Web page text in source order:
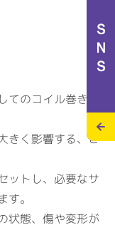
ッフブログ
人情報の保護
>
ＳＮＳ
のコイル巻き取
きく影響する、と
ットし、必要なサ
。
状態、傷や変形が